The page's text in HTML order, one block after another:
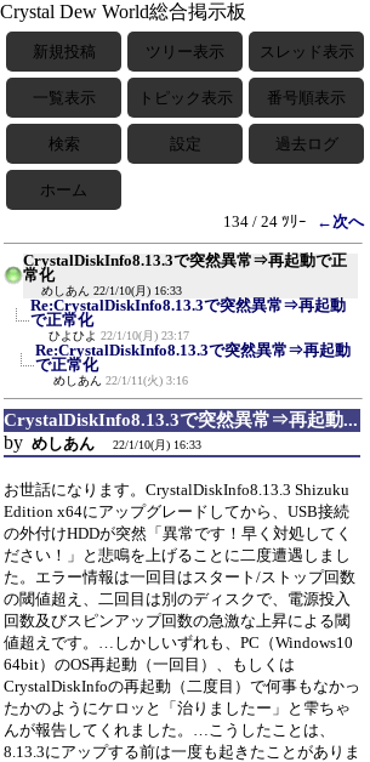
Crystal Dew World総合掲示板
新規投稿 ツリー表示 スレッド表示
一覧表示 トピック表示 番号順表示
検索 設定 過去ログ
ホーム
134 / 24 ﾂﾘｰ
←次へ
CrystalDiskInfo8.13.3で突然異常⇒再起動で正
常化
めしあん 22/1/10(月) 16:33
Re:CrystalDiskInfo8.13.3で突然異常⇒再起動
で正常化
ひよひよ 22/1/10(月) 23:17
Re:CrystalDiskInfo8.13.3で突然異常⇒再起動
で正常化
めしあん 22/1/11(火) 3:16
CrystalDiskInfo8.13.3で突然異常⇒再起動...
by めしあん 22/1/10(月) 16:33
お世話になります。CrystalDiskInfo8.13.3 Shizuku
Edition x64にアップグレードしてから、USB接続
の外付けHDDが突然「異常です！早く対処してく
ださい！」と悲鳴を上げることに二度遭遇しまし
た。エラー情報は一回目はスタート/ストップ回数
の閾値超え、二回目は別のディスクで、電源投入
回数及びスピンアップ回数の急激な上昇による閾
値超えです。…しかしいずれも、PC（Windows10
64bit）のOS再起動（一回目）、もしくは
CrystalDiskInfoの再起動（二度目）で何事もなかっ
たかのようにケロッと「治りましたー」と雫ちゃ
んが報告してくれました。…こうしたことは、
8.13.3にアップする前は一度も起きたことがありま